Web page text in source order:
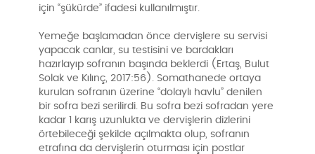
için “şükürde” ifadesi kullanılmıştır.
Yemeğe başlamadan önce dervişlere su servisi
yapacak canlar, su testisini ve bardakları
hazırlayıp sofranın başında beklerdi (Ertaş, Bulut
Solak ve Kılınç, 2017:56). Somathanede ortaya
kurulan sofranın üzerine “dolaylı havlu” denilen
bir sofra bezi serilirdi. Bu sofra bezi sofradan yere
kadar 1 karış uzunlukta ve dervişlerin dizlerini
örtebileceği şekilde açılmakta olup, sofranın
etrafına da dervişlerin oturması için postlar